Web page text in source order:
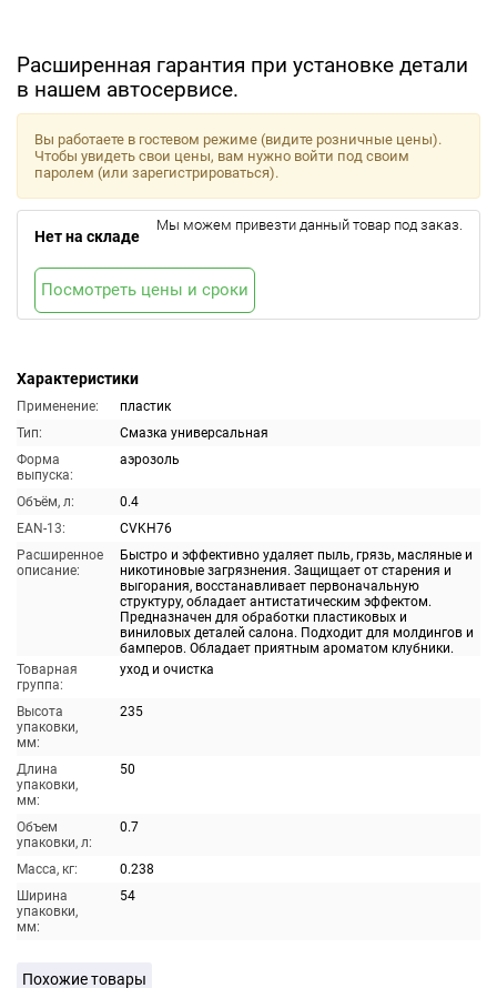
Расширенная гарантия при установке детали
в нашем автосервисе.
Характеристики
Применение:
пластик
Тип:
Смазка универсальная
Форма
выпуска:
аэрозоль
Объём, л:
0.4
EAN-13:
CVKH76
Расширенное
описание:
Быстро и эффективно удаляет пыль, грязь, масляные и
никотиновые загрязнения. Защищает от старения и
выгорания, восстанавливает первоначальную
структуру, обладает антистатическим эффектом.
Предназначен для обработки пластиковых и
виниловых деталей салона. Подходит для молдингов и
бамперов. Обладает приятным ароматом клубники.
Товарная
группа:
уход и очистка
Высота
упаковки,
мм:
235
Длина
упаковки,
мм:
50
Объем
упаковки, л:
0.7
Масса, кг:
0.238
Ширина
упаковки,
мм:
54
Вы работаете в гостевом режиме (видите розничные цены).
Чтобы увидеть свои цены, вам нужно войти под своим
паролем (или зарегистрироваться).
Нет на складе
Мы можем привезти данный товар под заказ.
Посмотреть цены и сроки
Похожие товары